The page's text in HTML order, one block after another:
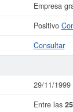
Empresa
Positivo
Consultar
29/11/1999
Entre las 25